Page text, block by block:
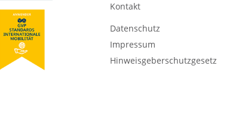
Kontakt
Datenschutz
Impressum
Hinweisgeberschutzgesetz